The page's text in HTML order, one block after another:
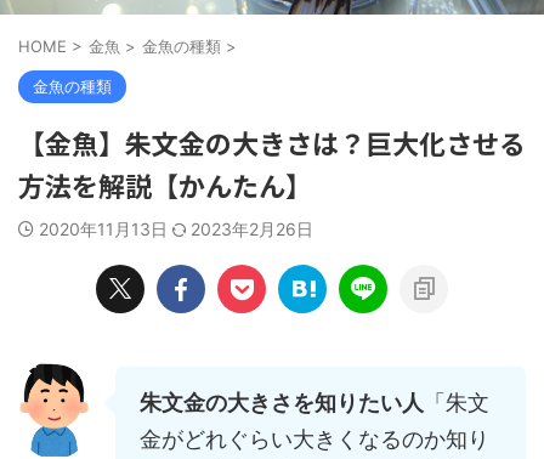
HOME > 金魚 > 金魚の種類 >
金魚の種類
【金魚】朱文金の大きさは？巨大化させる
方法を解説【かんたん】
2020年11月13日 2023年2月26日
朱文金の大きさを知りたい人 「朱文
金がどれぐらい大きくなるのか知り